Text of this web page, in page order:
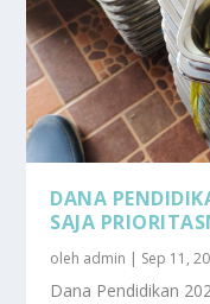
DANA
SAJA
oleh admin | Sep 11,
Dana Pendidikan